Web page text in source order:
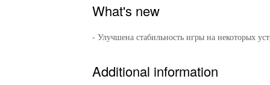
Уникальные аномалии и мутации
представляющими собой разнообразные вызовы.
🎉 Увлекательные улучшения
исследование и экспериментирование без
What's new
- Улучшена стабильность игры на некоторых
Additional information